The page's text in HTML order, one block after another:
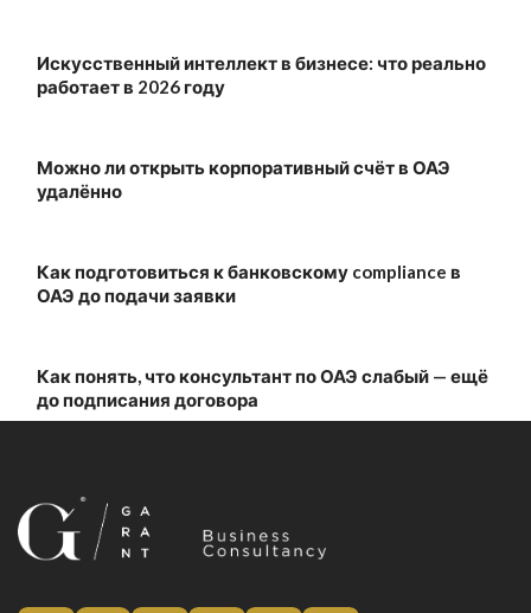
Искусственный интеллект в бизнесе: что реально
работает в 2026 году
Можно ли открыть корпоративный счёт в ОАЭ
удалённо
Как подготовиться к банковскому compliance в
ОАЭ до подачи заявки
Как понять, что консультант по ОАЭ слабый — ещё
до подписания договора